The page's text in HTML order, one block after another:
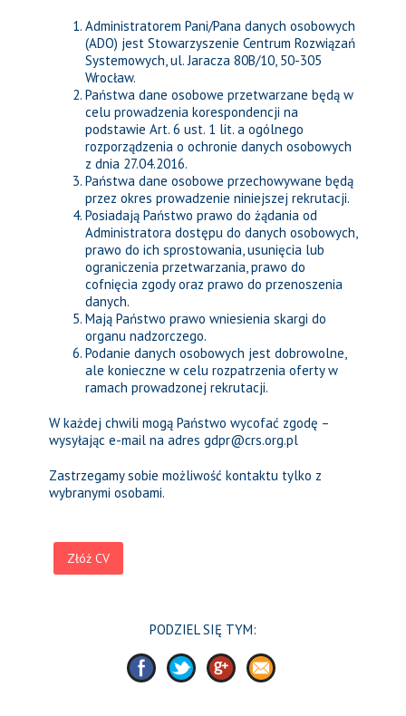
Administratorem Pani/Pana danych osobowych
(ADO) jest Stowarzyszenie Centrum Rozwiązań
Systemowych, ul. Jaracza 80B/10, 50-305
Wrocław.
Państwa dane osobowe przetwarzane będą w
celu prowadzenia korespondencji na
podstawie Art. 6 ust. 1 lit. a ogólnego
rozporządzenia o ochronie danych osobowych
z dnia 27.04.2016.
Państwa dane osobowe przechowywane będą
przez okres prowadzenie niniejszej rekrutacji.
Posiadają Państwo prawo do żądania od
Administratora dostępu do danych osobowych,
prawo do ich sprostowania, usunięcia lub
ograniczenia przetwarzania, prawo do
cofnięcia zgody oraz prawo do przenoszenia
danych.
Mają Państwo prawo wniesienia skargi do
organu nadzorczego.
Podanie danych osobowych jest dobrowolne,
ale konieczne w celu rozpatrzenia oferty w
ramach prowadzonej rekrutacji.
W każdej chwili mogą Państwo wycofać zgodę –
wysyłając e-mail na adres gdpr@crs.org.pl
Zastrzegamy sobie możliwość kontaktu tylko z
wybranymi osobami.
Złóż CV
PODZIEL SIĘ TYM: